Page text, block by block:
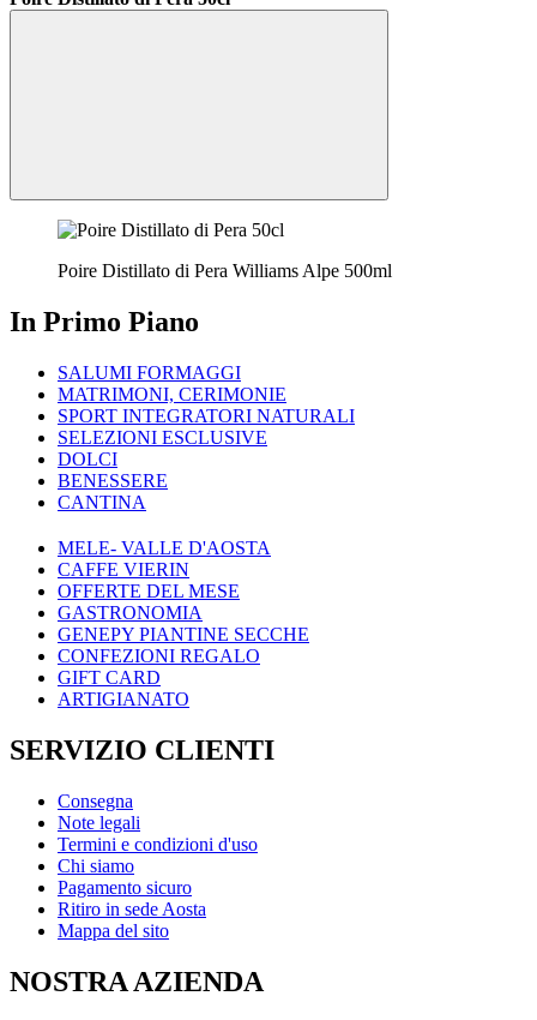
Poire Distillato di Pera Williams Alpe 500ml
In Primo Piano
SALUMI FORMAGGI
MATRIMONI, CERIMONIE
SPORT INTEGRATORI NATURALI
SELEZIONI ESCLUSIVE
DOLCI
BENESSERE
CANTINA
MELE- VALLE D'AOSTA
CAFFE VIERIN
OFFERTE DEL MESE
GASTRONOMIA
GENEPY PIANTINE SECCHE
CONFEZIONI REGALO
GIFT CARD
ARTIGIANATO
SERVIZIO CLIENTI
Consegna
Note legali
Termini e condizioni d'uso
Chi siamo
Pagamento sicuro
Ritiro in sede Aosta
Mappa del sito
NOSTRA AZIENDA